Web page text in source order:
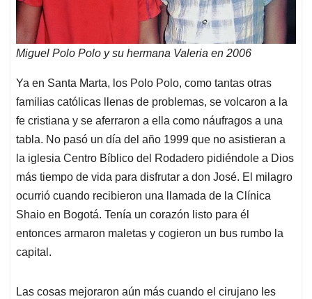
Miguel Polo Polo y su hermana Valeria en 2006
Ya en Santa Marta, los Polo Polo, como tantas otras
familias católicas llenas de problemas, se volcaron a la
fe cristiana y se aferraron a ella como náufragos a una
tabla. No pasó un día del año 1999 que no asistieran a
la iglesia Centro Bíblico del Rodadero pidiéndole a Dios
más tiempo de vida para disfrutar a don José. El milagro
ocurrió cuando recibieron una llamada de la Clínica
Shaio en Bogotá. Tenía un corazón listo para él
entonces armaron maletas y cogieron un bus rumbo la
capital.
Las cosas mejoraron aún más cuando el cirujano les